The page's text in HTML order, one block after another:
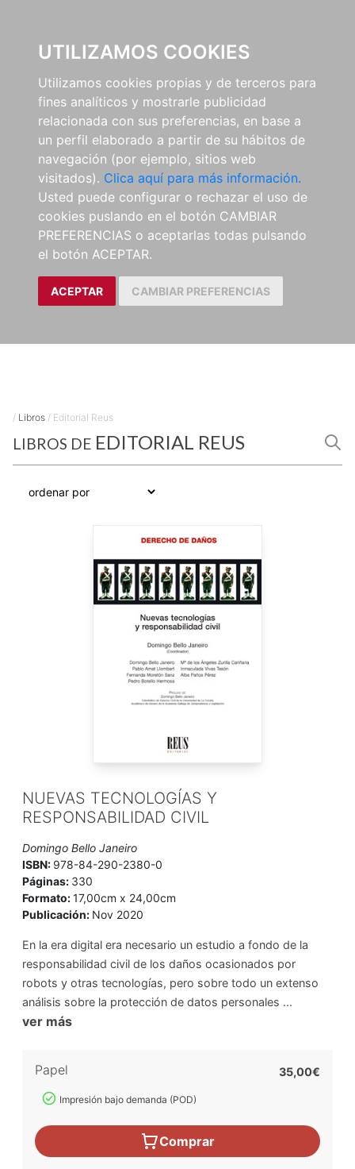
UTILIZAMOS COOKIES
Utilizamos cookies propias y de terceros para
fines analíticos y mostrarle publicidad
relacionada con sus preferencias, en base a
un perfil elaborado a partir de su hábitos de
navegación (por ejemplo, sitios web
visitados). Clica aquí para más información.
Usted puede configurar o rechazar el uso de
cookies puslando en el botón CAMBIAR
PREFERENCIAS o aceptarlas todas pulsando
el botón ACEPTAR.
ACEPTAR CAMBIAR PREFERENCIAS
/ Libros / Editorial Reus
LIBROS DE EDITORIAL REUS
NUEVAS TECNOLOGÍAS Y
RESPONSABILIDAD CIVIL
Domingo Bello Janeiro
ISBN: 978-84-290-2380-0
Páginas: 330
Formato:17,00cm x 24,00cm
Publicación: Nov 2020
En la era digital era necesario un estudio a fondo de la
responsabilidad civil de los daños ocasionados por
robots y otras tecnologías, pero sobre todo un extenso
análisis sobre la protección de datos personales ...
ver más
Papel
Impresión bajo demanda (POD)
35,00€
Comprar